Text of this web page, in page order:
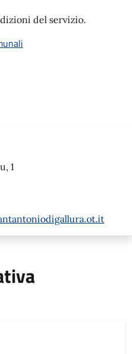
del servizio.
1